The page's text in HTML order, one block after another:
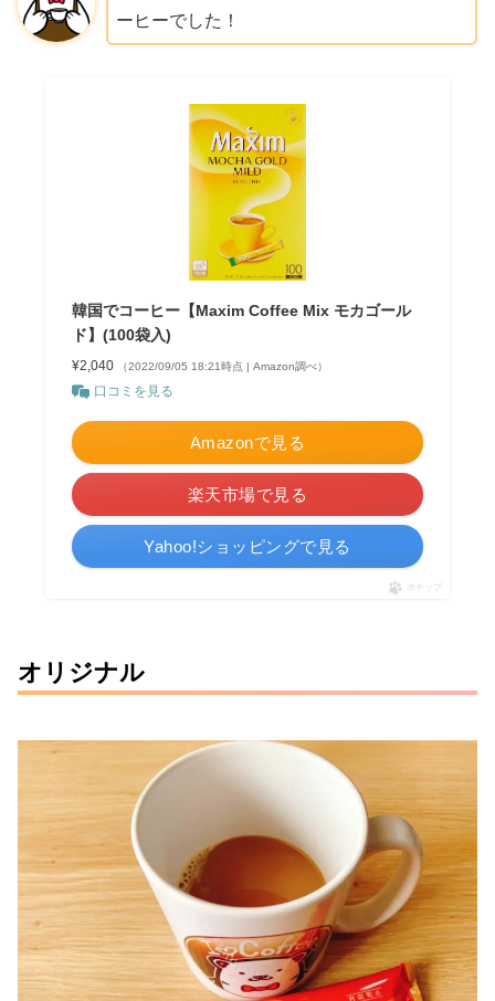
ーヒーでした！
韓国でコーヒー【Maxim Coffee Mix モカゴール
ド】(100袋入)
¥2,040 （2022/09/05 18:21時点 | Amazon調べ）
口コミを見る
Amazonで見る
楽天市場で見る
Yahoo!ショッピングで見る
ポチップ
オリジナル